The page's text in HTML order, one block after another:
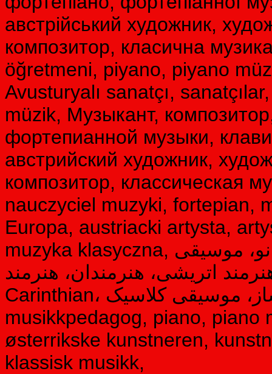
австрійський художник,
композитор, класична
öğretmeni, piyano, piyano
Avusturyalı sanatçı,
müzik, Музыкант,
фортепианной музыки,
австрийский художник,
композитор, классическая
nauczyciel muzyki, fortepian,
Europa, austriacki artysta,
muzyka klasyczna, نوازنده، آهنگساز، معلم موسیقی، پیانو، موسیقی
هنرمند اتریشی، هنرمندان، هنرمند
Carinthian، آهنگساز، موسیقی کلاسیک، Musiker, komponist,
musikkpedagog, piano,
østerrikske kunstneren,
klassisk musikk,